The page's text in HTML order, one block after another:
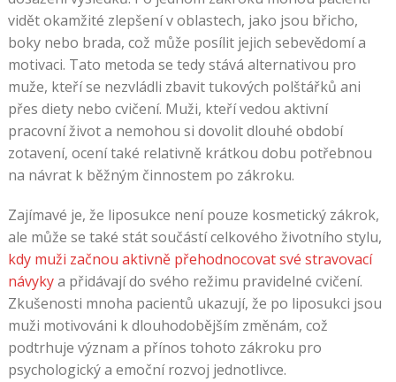
vidět okamžité zlepšení v oblastech, jako jsou břicho,
boky nebo brada, což může posílit jejich sebevědomí a
motivaci. Tato metoda se tedy stává alternativou pro
muže, kteří se nezvládli zbavit tukových polštářků ani
přes diety nebo cvičení. Muži, kteří vedou aktivní
pracovní život a nemohou si dovolit dlouhé období
zotavení, ocení také relativně krátkou dobu potřebnou
na návrat k běžným činnostem po zákroku.
Zajímavé je, že liposukce není pouze kosmetický zákrok,
ale může se také stát součástí celkového životního stylu,
kdy muži začnou aktivně přehodnocovat své stravovací
návykya přidávají do svého režimu pravidelné cvičení.
Zkušenosti mnoha pacientů ukazují, že po liposukci jsou
muži motivováni k dlouhodobějším změnám, což
podtrhuje význam a přínos tohoto zákroku pro
psychologický a emoční rozvoj jednotlivce.